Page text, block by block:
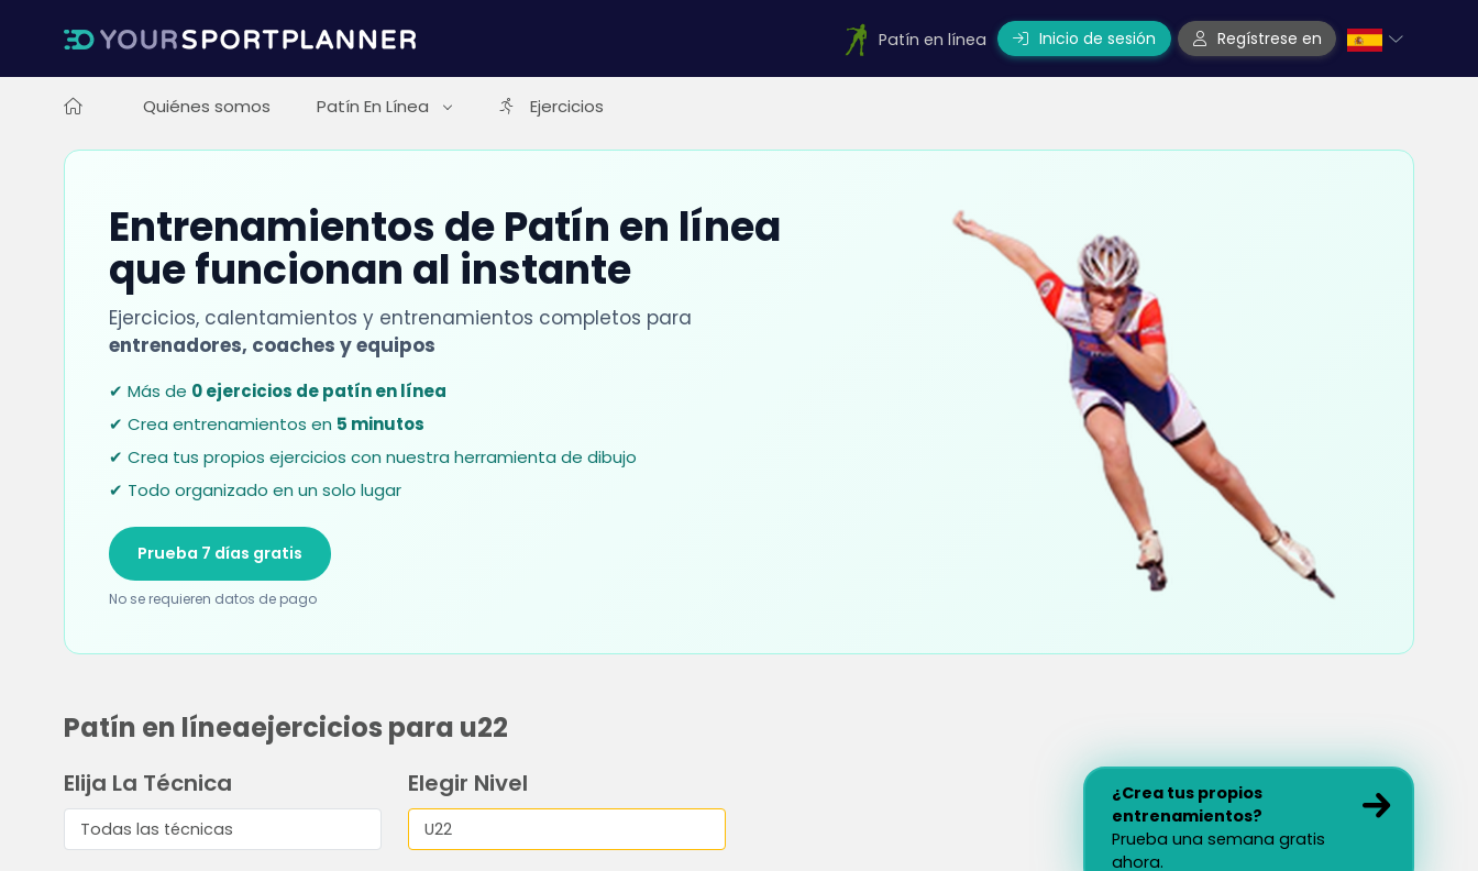
Patín en línea Inicio de sesión Regístrese en
Quiénes somos Patín En Línea Ejercicios
Entrenamientos de Patín en línea
que funcionan al instante
Ejercicios, calentamientos y entrenamientos completos para
entrenadores, coaches y equipos
✔ Más de 0 ejercicios de patín en línea
✔ Crea entrenamientos en 5 minutos
✔ Crea tus propios ejercicios con nuestra herramienta de dibujo
✔ Todo organizado en un solo lugar
Prueba 7 días gratis
No se requieren datos de pago
Patín en líneaejercicios para u22
Elija La Técnica Elegir Nivel
¿Crea tus propios
entrenamientos?
Prueba una semana gratis
ahora.